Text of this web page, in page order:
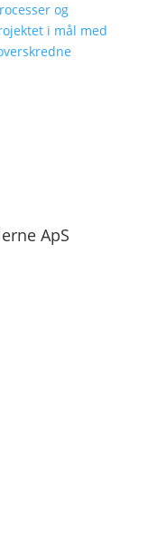
og
i mål med
ApS